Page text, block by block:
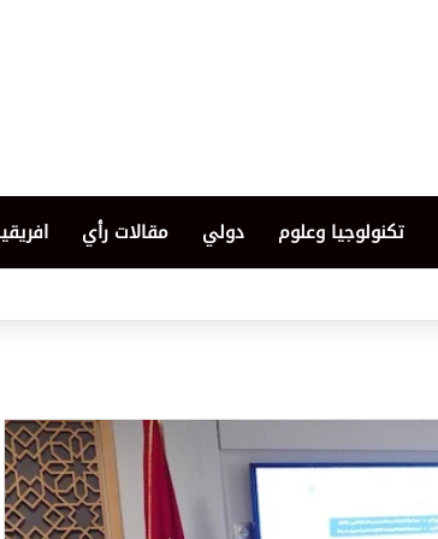
تكنولوجيا وعلوم دولي مقالات رأي